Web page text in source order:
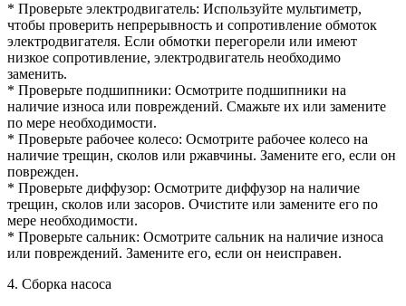
* Проверьте электродвигатель: Используйте мультиметр,
чтобы проверить непрерывность и сопротивление обмоток
электродвигателя. Если обмотки перегорели или имеют
низкое сопротивление, электродвигатель необходимо
заменить.
* Проверьте подшипники: Осмотрите подшипники на
наличие износа или повреждений. Смажьте их или замените
по мере необходимости.
* Проверьте рабочее колесо: Осмотрите рабочее колесо на
наличие трещин, сколов или ржавчины. Замените его, если он
поврежден.
* Проверьте диффузор: Осмотрите диффузор на наличие
трещин, сколов или засоров. Очистите или замените его по
мере необходимости.
* Проверьте сальник: Осмотрите сальник на наличие износа
или повреждений. Замените его, если он неисправен.
4. Сборка насоса